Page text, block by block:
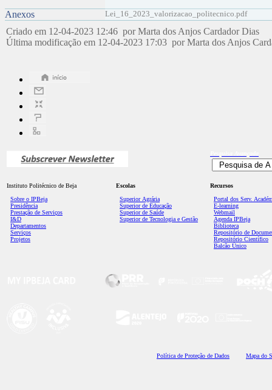
Anexos Lei_16_2023_valorizacao_politecnico.pdf
Criado em 12-04-2023 12:46 por Marta dos Anjos Cardador Dias
Última modificação em 12-04-2023 17:03 por Marta dos Anjos
Instituto Politécnico de Beja
Sobre o IPBeja
Presidência
Prestação de Serviços
I&D
Departamentos
Serviços
Projetos
Escolas
Superior Agrária
Superior de Educação
Superior de Saúde
Superior de Tecnologia e Gestão
Recursos
Portal dos Serv.
E-learning
Webmail
Agenda IPBeja
Biblioteca
Repositório de
Repositório Científico
Balcão Único
Política de Proteção de Dados Mapa do